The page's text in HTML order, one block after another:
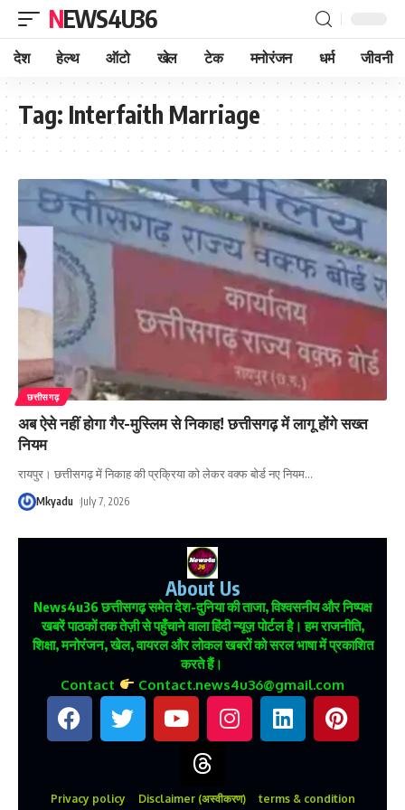
NEWS4U36
देश हेल्थ ऑटो खेल टेक मनोरंजन धर्म जीवनी
Tag: Interfaith Marriage
छत्तीसगढ़
अब ऐसे नहीं होगा गैर-मुस्लिम से निकाह! छत्तीसगढ़ में लागू होंगे सख्त
नियम
रायपुर। छत्तीसगढ़ में निकाह की प्रक्रिया को लेकर वक्फ बोर्ड नए नियम…
Mkyadu July 7, 2026
About Us
News4u36छत्तीसगढ़ समेत देश-दुनिया की ताजा, विश्वसनीय और निष्पक्ष
खबरें पाठकों तक तेज़ी से पहुँचाने वाला हिंदी न्यूज़ पोर्टल है। हम राजनीति,
शिक्षा, मनोरंजन, खेल, वायरल और लोकल खबरों को सरल भाषा में प्रकाशित
करते हैं।
Contact Contact.news4u36@gmail.com
Privacy policy Disclaimer (अस्वीकरण) terms & condition